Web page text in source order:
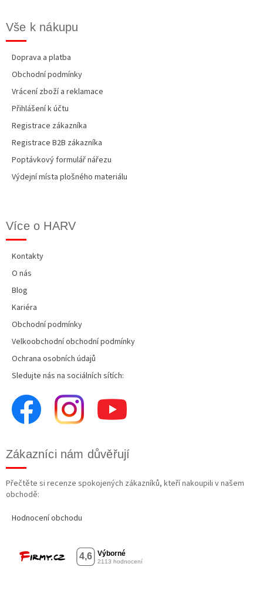
Vše k nákupu
Doprava a platba
Obchodní podmínky
Vrácení zboží a reklamace
Přihlášení k účtu
Registrace zákazníka
Registrace B2B zákazníka
Poptávkový formulář nářezu
Výdejní místa plošného materiálu
Více o HARV
Kontakty
O nás
Blog
Kariéra
Obchodní podmínky
Velkoobchodní obchodní podmínky
Ochrana osobních údajů
Sledujte nás na sociálních sítích:
Zákazníci nám důvěřují
Přečtěte si recenze spokojených zákazníků, kteří nakoupili v našem
obchodě:
Hodnocení obchodu